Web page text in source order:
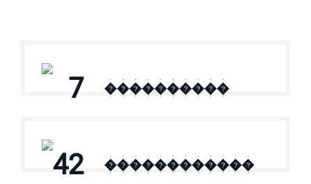
7 ����������
42 ������������